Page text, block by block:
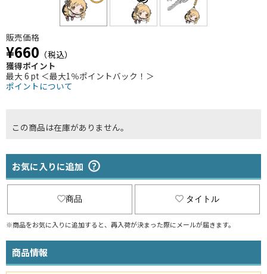
販売価格
¥660 （税込）
獲得ポイント
最大 6 pt ＜最大1％ポイントバック！＞
ポイントについて
この商品は在庫がありません。
お気に入りに追加
商品 タイトル
※商品をお気に入りに追加すると、再入荷が決まった際にメールが届きます。
商品情報